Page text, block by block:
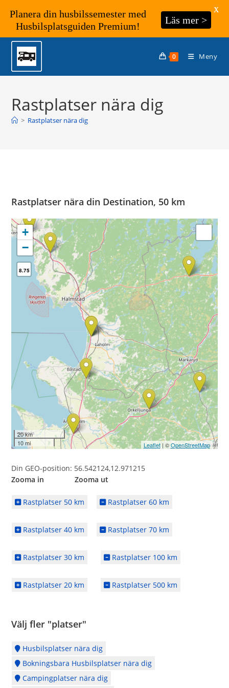
Hoppa
innehållet
0 Meny
Rastplatser nära dig
> Rastplatser nära dig
Rastplatser nära din Destination, 50 km
+
−
8.75
20 km
10 mi
Leaflet| ©OpenStreetMap
Din GEO-position: 56.542124,12.971215
Zooma in Zooma ut
Rastplatser 50 km Rastplatser 60 km
Rastplatser 40 km Rastplatser 70 km
Rastplatser 30 km Rastplatser 100 km
Rastplatser 20 km Rastplatser 500 km
Välj fler "platser"
Husbilsplatser nära dig
Bokningsbara Husbilsplatser nära dig
Campingplatser nära dig
Planera din husbilssemester med
Husbilsplatsguiden Premium!
Läs mer >
X